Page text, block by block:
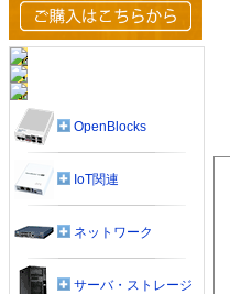
OpenBlocks
IoT関連
ネットワーク
サーバ・ストレージ